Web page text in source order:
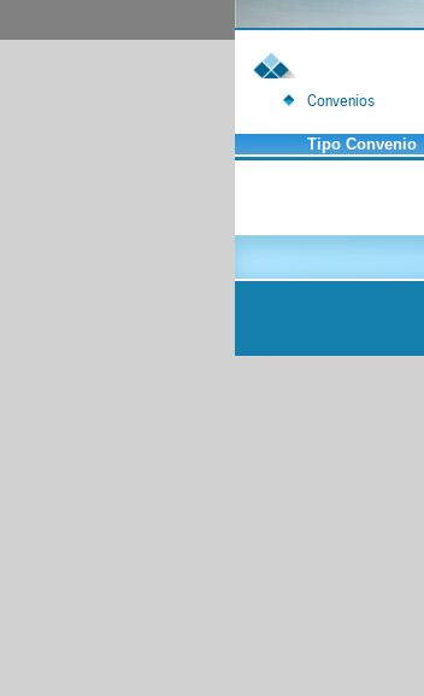
Convenios
Tipo Convenio